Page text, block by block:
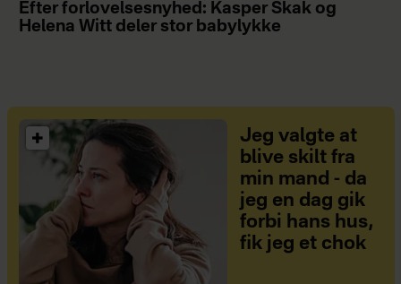
Efter forlovelsesnyhed: Kasper Skak og
Helena Witt deler stor babylykke
Jeg valgte at
blive skilt fra
min mand - da
jeg en dag gik
forbi hans hus,
fik jeg et chok